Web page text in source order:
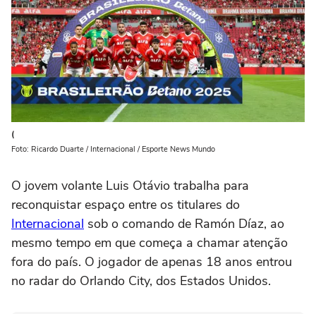
(
Foto: Ricardo Duarte / Internacional / Esporte News Mundo
O jovem volante Luis Otávio trabalha para
reconquistar espaço entre os titulares do
Internacional sob o comando de Ramón Díaz, ao
mesmo tempo em que começa a chamar atenção
fora do país. O jogador de apenas 18 anos entrou
no radar do Orlando City, dos Estados Unidos.